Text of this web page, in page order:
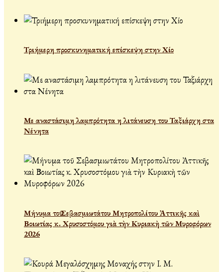
Τριήμερη προσκυνηματική επίσκεψη στην Χίο
Με αναστάσιμη λαμπρότητα η λιτάνευση του Ταξιάρχη στα
Νένητα
Μήνυμα τοῦ Σεβασμιωτάτου Μητροπολίτου Ἀττικῆς καὶ
Βοιωτίας κ. Χρυσοστόμου γιὰ τὴν Κυριακὴ τῶν Μυροφόρων
2026